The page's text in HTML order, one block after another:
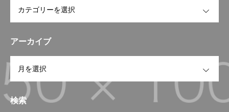
アーカイブ
検索